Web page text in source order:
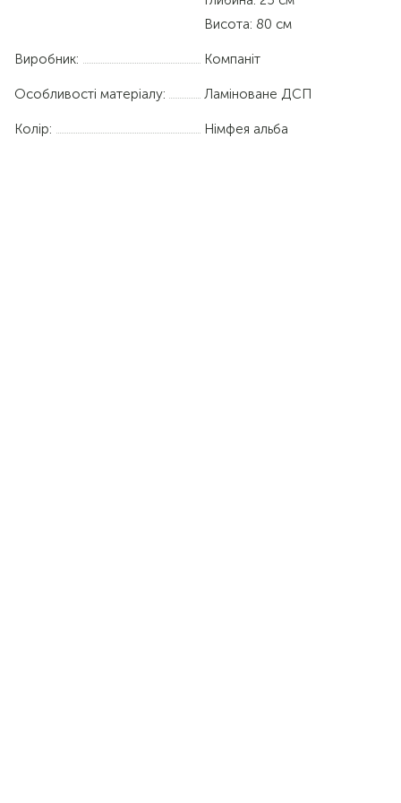
Висота: 80 см
Виробник: Компаніт
Особливості матеріалу: Ламіноване ДСП
Колір: Німфея альба